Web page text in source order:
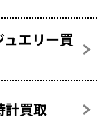
エリー買
計買取